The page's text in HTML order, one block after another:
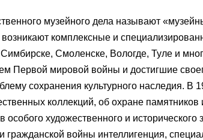
музейного дела называют
комплексные и
Смоленске, Вологде, Туле и
Первой мировой войны и достигшие
сохранения культурного наследия. В
коллекций, об охране памятников
художественного и исторического
войны интеллигенция,